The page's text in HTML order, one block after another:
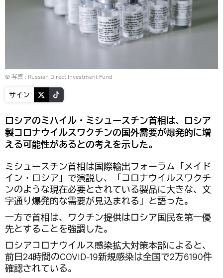
© 写真 : Russian Direct Investment Fund
サイン
ロシアのミハイル・ミシュースチン首相は、ロシア
製コロナウイルスワクチンの国外需要が爆発的に増
える可能性があるとの考えを示した。
ミシュースチン首相は国際輸出フォーラム「メイド
イン・ロシア」で演説し、「コロナウイルスワクチ
ンのような現在必要とされている製品に大きな、文
字通り爆発的な需要が見込まれる」と語った。
一方で首相は、ワクチン提供はロシア国民を第一優
先とすることを強調した。
ロシアコロナウイルス感染拡大対策本部によると、
前日24時間のCOVID-19新規感染は全国で2万6190件
確認されている。